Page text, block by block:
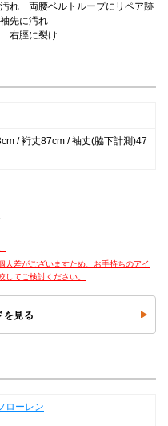
れ 両腰ベルトループにリペア跡
先に汚れ
右脛に裂け
/ 裄丈87cm / 袖丈(脇下計測)47
人差がございますため、お手持ちのアイ
てご検討ください。
を見る
ローレン